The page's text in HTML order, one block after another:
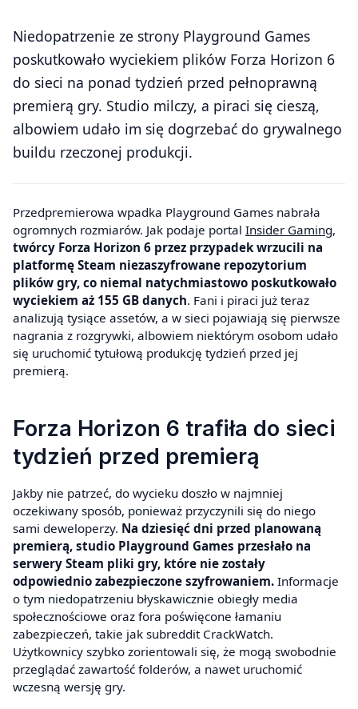
Niedopatrzenie ze strony Playground Games
poskutkowało wyciekiem plików Forza Horizon 6
do sieci na ponad tydzień przed pełnoprawną
premierą gry. Studio milczy, a piraci się cieszą,
albowiem udało im się dogrzebać do grywalnego
buildu rzeczonej produkcji.
Przedpremierowa wpadka Playground Games nabrała
ogromnych rozmiarów. Jak podaje portal Insider Gaming,
twórcy Forza Horizon 6 przez przypadek wrzucili na
platformę Steam niezaszyfrowane repozytorium
plików gry, co niemal natychmiastowo poskutkowało
wyciekiem aż 155 GB danych. Fani i piraci już teraz
analizują tysiące assetów, a w sieci pojawiają się pierwsze
nagrania z rozgrywki, albowiem niektórym osobom udało
się uruchomić tytułową produkcję tydzień przed jej
premierą.
Forza Horizon 6 trafiła do sieci
tydzień przed premierą
Jakby nie patrzeć, do wycieku doszło w najmniej
oczekiwany sposób, ponieważ przyczynili się do niego
sami deweloperzy. Na dziesięć dni przed planowaną
premierą, studio Playground Games przesłało na
serwery Steam pliki gry, które nie zostały
odpowiednio zabezpieczone szyfrowaniem. Informacje
o tym niedopatrzeniu błyskawicznie obiegły media
społecznościowe oraz fora poświęcone łamaniu
zabezpieczeń, takie jak subreddit CrackWatch.
Użytkownicy szybko zorientowali się, że mogą swobodnie
przeglądać zawartość folderów, a nawet uruchomić
wczesną wersję gry.